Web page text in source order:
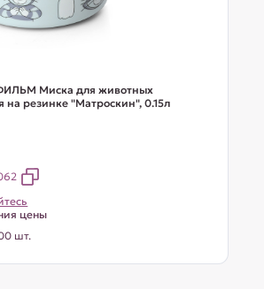
Миска для животных
на резинке "Матроскин", 0.15л
цены
шт.